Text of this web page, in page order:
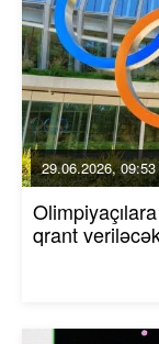
29.06.2026, 09:53
qrant